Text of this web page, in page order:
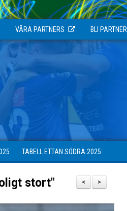
VÅRA PARTNERS BLI PARTNER
TABELL ETTAN SÖDRA 2025
>
<
stort"